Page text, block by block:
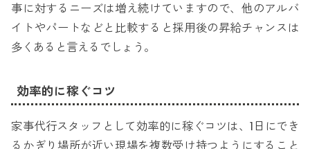
事に対するニーズは増え続けていますので、他のアルバ
イトやパートなどと比較すると採用後の昇給チャンスは
多くあると言えるでしょう。
効率的に稼ぐコツ
家事代行スタッフとして効率的に稼ぐコツは、1日にでき